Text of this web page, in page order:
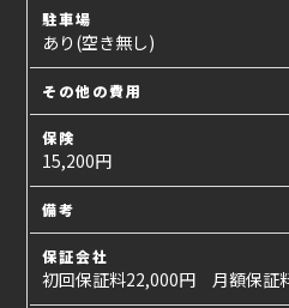
駐車場
あり(空き無し)
その他の費用
保険
15,200円
備考
保証会社
初回保証料22,000円 月額保証